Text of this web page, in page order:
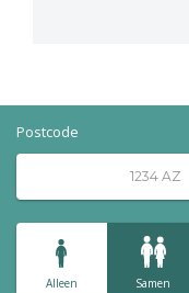
Postcode
Alleen Samen